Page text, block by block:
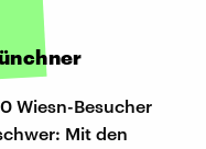
Wiesn-Besucher
Mit den